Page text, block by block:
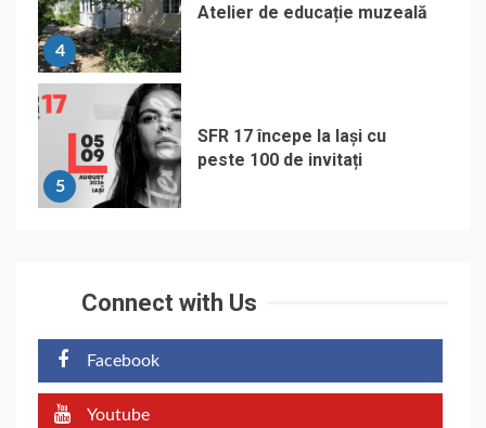
4
Atelier de educație muzeală
5
SFR 17 începe la Iași cu
peste 100 de invitați
Connect with Us
Facebook
Youtube